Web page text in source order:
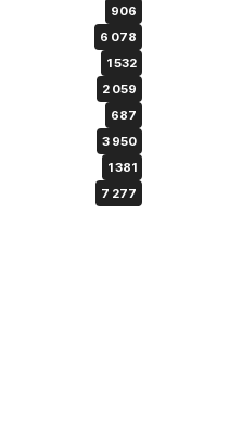
906
6 078
1 532
2 059
687
3 950
1 381
7 277